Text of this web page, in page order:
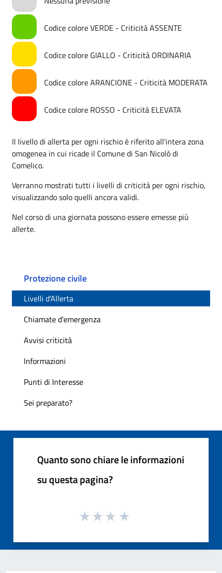
Codice colore VERDE - Criticità ASSENTE
Codice colore GIALLO - Criticità ORDINARIA
Codice colore ARANCIONE - Criticità MODERATA
Codice colore ROSSO - Criticità ELEVATA
Il livello di allerta per ogni rischio è riferito all'intera zona
omogenea in cui ricade il Comune di San Nicolò di
Comelico.
Verranno mostrati tutti i livelli di criticità per ogni rischio,
visualizzando solo quelli ancora validi.
Nel corso di una giornata possono essere emesse più
allerte.
Protezione civile
Livelli d'Allerta
Chiamate d'emergenza
Avvisi criticità
Informazioni
Punti di Interesse
Sei preparato?
Quanto sono chiare le informazioni
su questa pagina?